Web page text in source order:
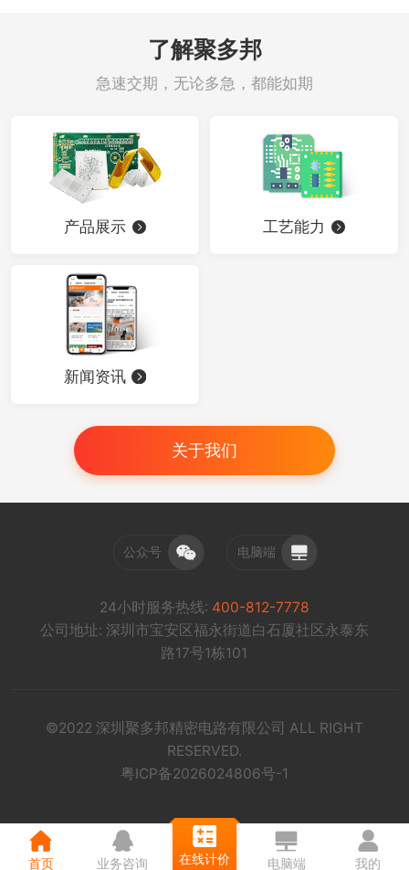
了解聚多邦
急速交期，无论多急，都能如期
产品展示 工艺能力
新闻资讯
关于我们
公众号 电脑端
24小时服务热线: 400-812-7778
公司地址: 深圳市宝安区福永街道白石厦社区永泰东
路17号1栋101
©2022 深圳聚多邦精密电路有限公司 ALL RIGHT
RESERVED.
粤ICP备2026024806号-1
首页 业务咨询 在线计价 电脑端 我的